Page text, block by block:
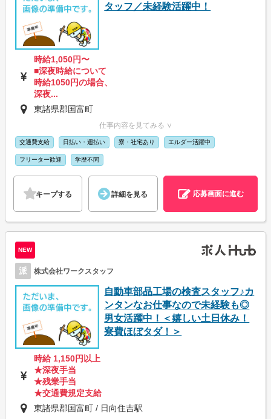
タッフ／未経験活躍中！
時給1,050円〜
■深夜時給について
時給1050円の場合、
深夜...
東諸県郡国富町
仕事内容を見てみる ∨
交通費支給 日払い・週払い 寮・社宅あり エルダー活躍中
フリーター歓迎 学歴不問
キープする 詳細を見る 応募画面に進む
NEW
派 株式会社ワークスタッフ
自動車部品工場の検査スタッフ♪カ
ンタンなお仕事なので未経験も◎
男女活躍中！＜嬉しい土日休み！
寮費ほぼタダ！＞
時給 1,150円以上
★深夜手当
★残業手当
★交通費規定支給
東諸県郡国富町 / 日向住吉駅